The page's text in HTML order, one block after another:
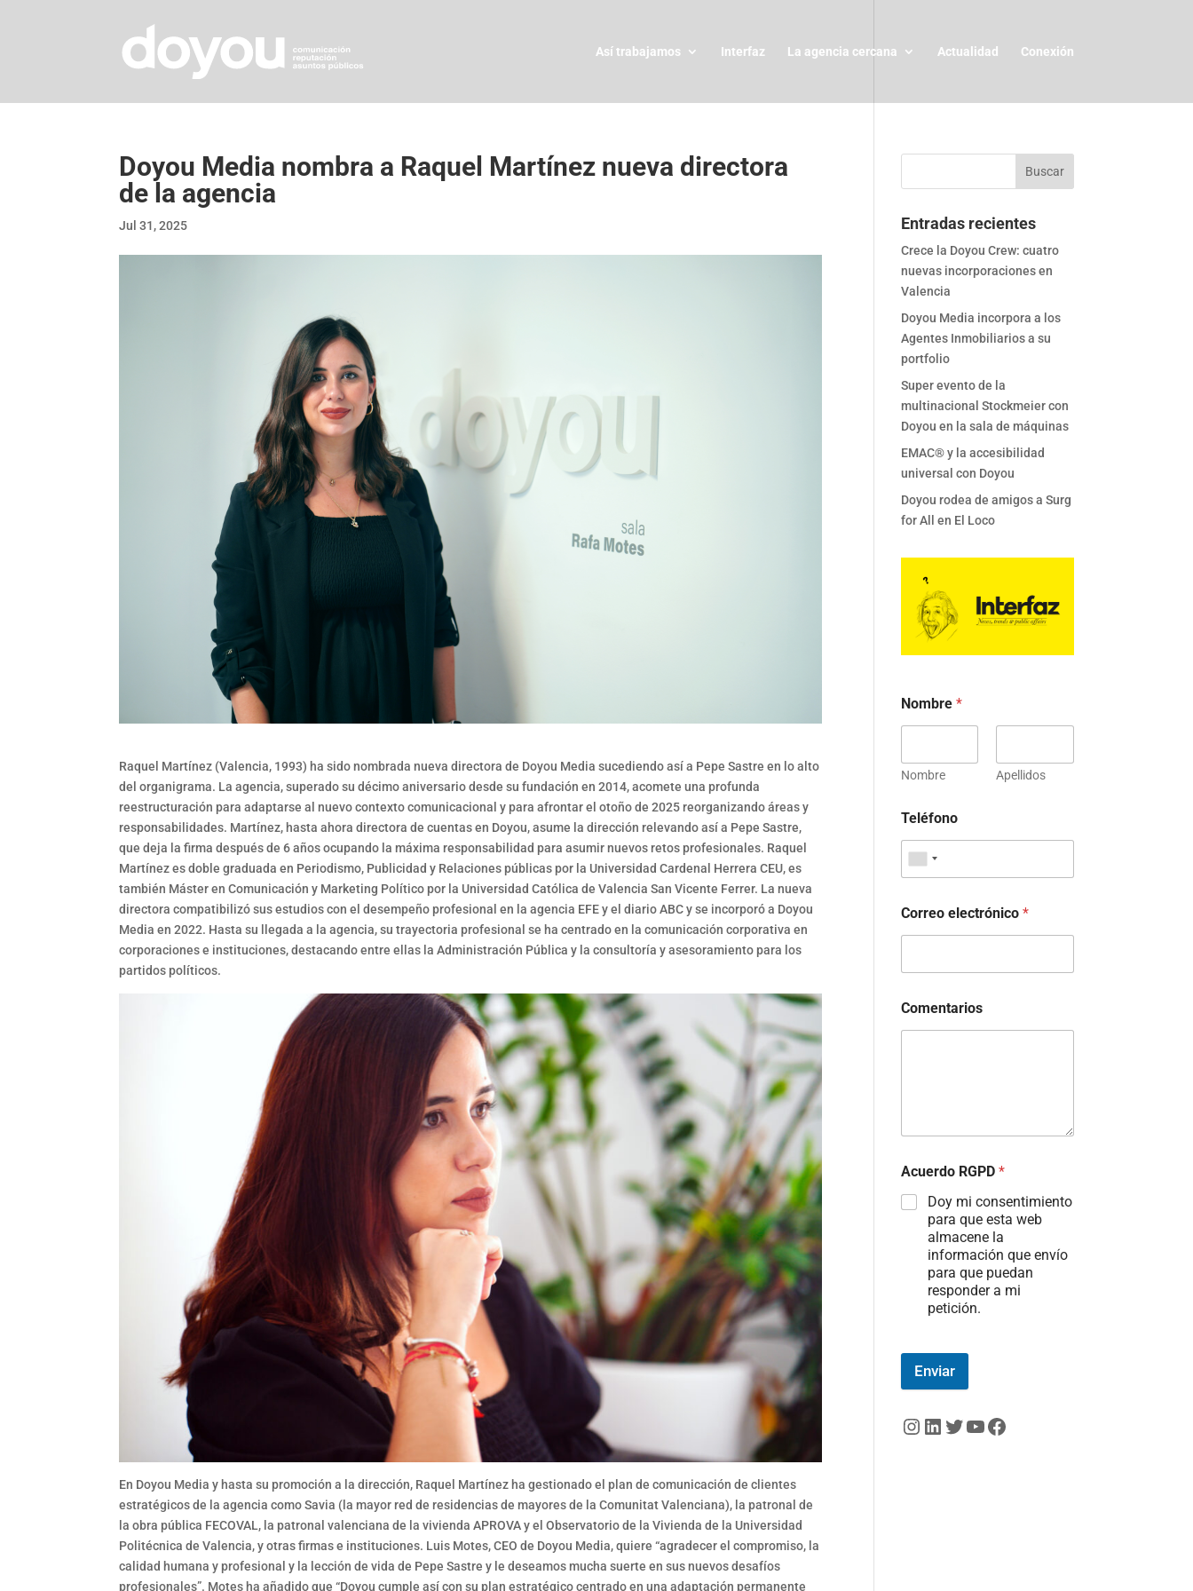
Así trabajamos Interfaz La agencia cercana Actualidad Conexión
Doyou Media nombra a Raquel Martínez nueva directora
de la agencia
Jul 31, 2025
Raquel Martínez (Valencia, 1993) ha sido nombrada nueva directora de Doyou Media sucediendo así a Pepe Sastre en lo alto
del organigrama. La agencia, superado su décimo aniversario desde su fundación en 2014, acomete una profunda
reestructuración para adaptarse al nuevo contexto comunicacional y para afrontar el otoño de 2025 reorganizando áreas y
responsabilidades. Martínez, hasta ahora directora de cuentas en Doyou, asume la dirección relevando así a Pepe Sastre,
que deja la firma después de 6 años ocupando la máxima responsabilidad para asumir nuevos retos profesionales. Raquel
Martínez es doble graduada en Periodismo, Publicidad y Relaciones públicas por la Universidad Cardenal Herrera CEU, es
también Máster en Comunicación y Marketing Político por la Universidad Católica de Valencia San Vicente Ferrer. La nueva
directora compatibilizó sus estudios con el desempeño profesional en la agencia EFE y el diario ABC y se incorporó a Doyou
Media en 2022. Hasta su llegada a la agencia, su trayectoria profesional se ha centrado en la comunicación corporativa en
corporaciones e instituciones, destacando entre ellas la Administración Pública y la consultoría y asesoramiento para los
partidos políticos.
En Doyou Media y hasta su promoción a la dirección, Raquel Martínez ha gestionado el plan de comunicación de clientes
estratégicos de la agencia como Savia (la mayor red de residencias de mayores de la Comunitat Valenciana), la patronal de
la obra pública FECOVAL, la patronal valenciana de la vivienda APROVA y el Observatorio de la Vivienda de la Universidad
Politécnica de Valencia, y otras firmas e instituciones. Luis Motes, CEO de Doyou Media, quiere “agradecer el compromiso, la
calidad humana y profesional y la lección de vida de Pepe Sastre y le deseamos mucha suerte en sus nuevos desafíos
profesionales”. Motes ha añadido que “Doyou cumple así con su plan estratégico centrado en una adaptación permanente
Entradas recientes
Crece la Doyou Crew: cuatro
nuevas incorporaciones en
Valencia
Doyou Media incorpora a los
Agentes Inmobiliarios a su
portfolio
Super evento de la
multinacional Stockmeier con
Doyou en la sala de máquinas
EMAC® y la accesibilidad
universal con Doyou
Doyou rodea de amigos a Surg
for All en El Loco
Nombre*
Nombre Apellidos
Teléfono
Correo electrónico*
Comentarios
Acuerdo RGPD*
Doy mi consentimiento
para que esta web
almacene la
información que envío
para que puedan
responder a mi
petición.
Enviar
Instagram
LinkedIn
Twitter
YouTube
Facebook